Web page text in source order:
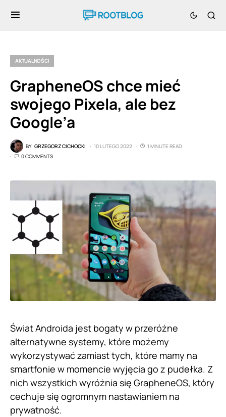
AKTUALNOŚCI
GrapheneOS chce mieć
swojego Pixela, ale bez
Google’a
BY GRZEGORZ CICHOCKI 10 LUTEGO 2022
1 MINUTE READ
0 COMMENTS
Świat Androida jest bogaty w przeróżne
alternatywne systemy, które możemy
wykorzystywać zamiast tych, które mamy na
smartfonie w momencie wyjęcia go z pudełka. Z
nich wszystkich wyróżnia się GrapheneOS, który
cechuje się ogromnym nastawianiem na
prywatność.